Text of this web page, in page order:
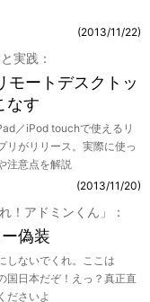
2013/11/22
実践
モートデスクトッ
なす
／iPod touchで使えるリ
リがリリース。実際に使っ
注意点を解説
2013/11/20
！アドミンくん」
偽装
しないでくれ。ここは
国日本だぞ！えっ？真正直
ださいよ